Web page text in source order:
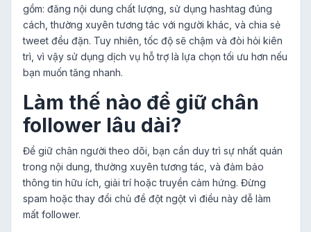
gồm: đăng nội dung chất lượng, sử dụng hashtag đúng
cách, thường xuyên tương tác với người khác, và chia sẻ
tweet đều đặn. Tuy nhiên, tốc độ sẽ chậm và đòi hỏi kiên
trì, vì vậy sử dụng dịch vụ hỗ trợ là lựa chọn tối ưu hơn nếu
bạn muốn tăng nhanh.
Làm thế nào để giữ chân
follower lâu dài?
Để giữ chân người theo dõi, bạn cần duy trì sự nhất quán
trong nội dung, thường xuyên tương tác, và đảm bảo
thông tin hữu ích, giải trí hoặc truyền cảm hứng. Đừng
spam hoặc thay đổi chủ đề đột ngột vì điều này dễ làm
mất follower.